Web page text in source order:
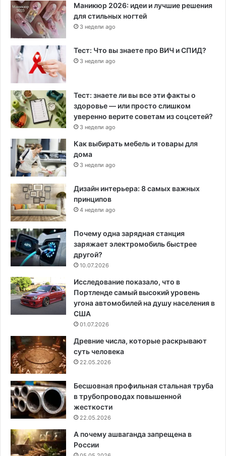
Маникюр 2026: идеи и лучшие решения
для стильных ногтей
3 недели ago
Тест: Что вы знаете про ВИЧ и СПИД?
3 недели ago
Тест: знаете ли вы все эти факты о
здоровье — или просто слишком
уверенно верите советам из соцсетей?
3 недели ago
Как выбирать мебель и товары для
дома
3 недели ago
Дизайн интерьера: 8 самых важных
принципов
4 недели ago
Почему одна зарядная станция
заряжает электромобиль быстрее
другой?
10.07.2026
Исследование показало, что в
Портленде самый высокий уровень
угона автомобилей на душу населения в
США
01.07.2026
Древние числа, которые раскрывают
суть человека
22.05.2026
Бесшовная профильная стальная труба
в трубопроводах повышенной
жесткости
22.05.2026
А почему ашваганда запрещена в
России